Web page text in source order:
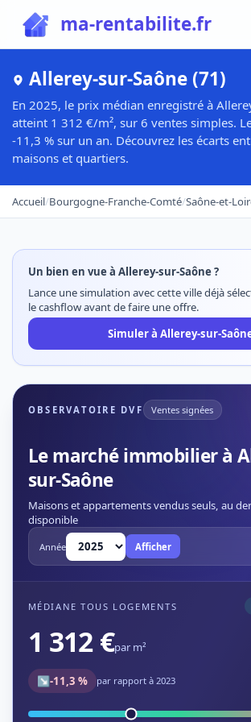
ma-rentabilite.fr
Allerey-sur-Saône (71)
En 2025, le prix médian enregistré à
atteint 1 312 €/m², sur 6 ventes simples.
-11,3 % sur un an. Découvrez les écarts
maisons et quartiers.
Accueil/Bourgogne-Franche-Comté/Saône-et-
Un bien en vue à Allerey-sur-Saône ?
Lance une simulation avec cette ville déjà
le cashflow avant de faire une offre.
Simuler à Allerey-sur-
OBSERVATOIRE DVF Ventes signées
Le marché immobilier à
sur-Saône
Maisons et appartements vendus seuls, au
disponible
Année Afficher
MÉDIANE TOUS LOGEMENTS
1 312 €par m²
↘-11,3 % par rapport à 2023